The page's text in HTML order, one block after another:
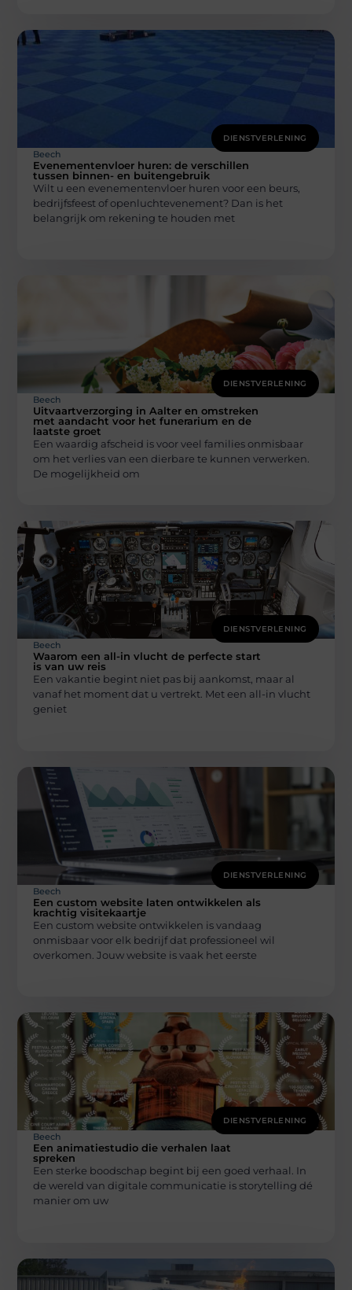
DIENSTVERLENING
Beech
Evenementenvloer huren: de verschillen
tussen binnen- en buitengebruik
Wilt u een evenementenvloer huren voor een beurs,
bedrijfsfeest of openluchtevenement? Dan is het
belangrijk om rekening te houden met
DIENSTVERLENING
Beech
Uitvaartverzorging in Aalter en omstreken
met aandacht voor het funerarium en de
laatste groet
Een waardig afscheid is voor veel families onmisbaar
om het verlies van een dierbare te kunnen verwerken.
De mogelijkheid om
DIENSTVERLENING
Beech
Waarom een all-in vlucht de perfecte start
is van uw reis
Een vakantie begint niet pas bij aankomst, maar al
vanaf het moment dat u vertrekt. Met een all-in vlucht
geniet
DIENSTVERLENING
Beech
Een custom website laten ontwikkelen als
krachtig visitekaartje
Een custom website ontwikkelen is vandaag
onmisbaar voor elk bedrijf dat professioneel wil
overkomen. Jouw website is vaak het eerste
DIENSTVERLENING
Beech
Een animatiestudio die verhalen laat
spreken
Een sterke boodschap begint bij een goed verhaal. In
de wereld van digitale communicatie is storytelling dé
manier om uw